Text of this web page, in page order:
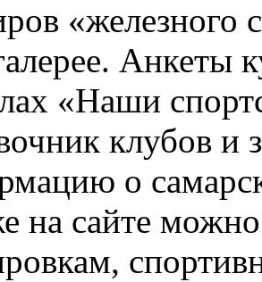
«железного
Анкеты
«Наши
клубов и
о
на сайте